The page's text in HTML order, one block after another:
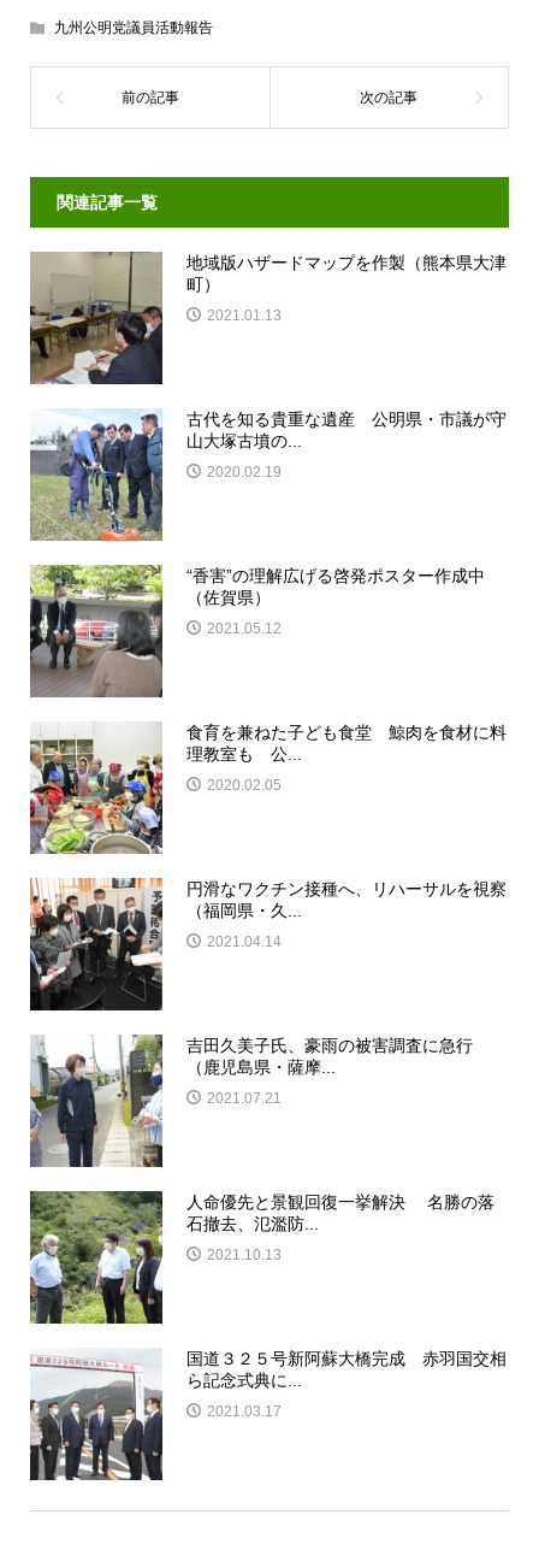
九州公明党議員活動報告
関連記事一覧
地域版ハザードマップを作製（熊本県大津
町）
2021.01.13
古代を知る貴重な遺産 公明県・市議が守
山大塚古墳の...
2020.02.19
“香害”の理解広げる啓発ポスター作成中
（佐賀県）
2021.05.12
食育を兼ねた子ども食堂 鯨肉を食材に料
理教室も 公...
2020.02.05
円滑なワクチン接種へ、リハーサルを視察
（福岡県・久...
2021.04.14
吉田久美子氏、豪雨の被害調査に急行
（鹿児島県・薩摩...
2021.07.21
人命優先と景観回復一挙解決 名勝の落
石撤去、氾濫防...
2021.10.13
国道３２５号新阿蘇大橋完成 赤羽国交相
ら記念式典に...
2021.03.17